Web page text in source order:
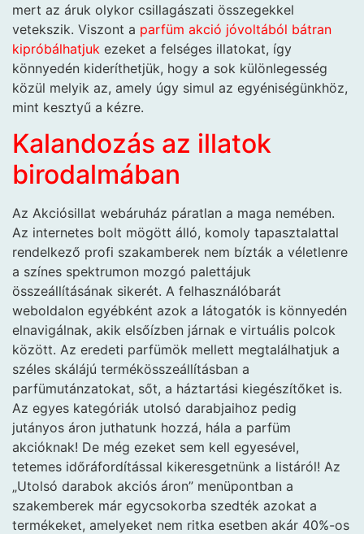
mert az áruk olykor csillagászati összegekkel
vetekszik. Viszont a parfüm akció jóvoltából bátran
kipróbálhatjuk ezeket a felséges illatokat, így
könnyedén kideríthetjük, hogy a sok különlegesség
közül melyik az, amely úgy simul az egyéniségünkhöz,
mint kesztyű a kézre.
Kalandozás az illatok
birodalmában
Az Akciósillat webáruház páratlan a maga nemében.
Az internetes bolt mögött álló, komoly tapasztalattal
rendelkező profi szakamberek nem bízták a véletlenre
a színes spektrumon mozgó palettájuk
összeállításának sikerét. A felhasználóbarát
weboldalon egyébként azok a látogatók is könnyedén
elnavigálnak, akik elsőízben járnak e virtuális polcok
között. Az eredeti parfümök mellett megtalálhatjuk a
széles skálájú termékösszeállításban a
parfümutánzatokat, sőt, a háztartási kiegészítőket is.
Az egyes kategóriák utolsó darabjaihoz pedig
jutányos áron juthatunk hozzá, hála a parfüm
akcióknak! De még ezeket sem kell egyesével,
tetemes időráfordítással kikeresgetnünk a listáról! Az
„Utolsó darabok akciós áron” menüpontban a
szakemberek már egycsokorba szedték azokat a
termékeket, amelyeket nem ritka esetben akár 40%-os